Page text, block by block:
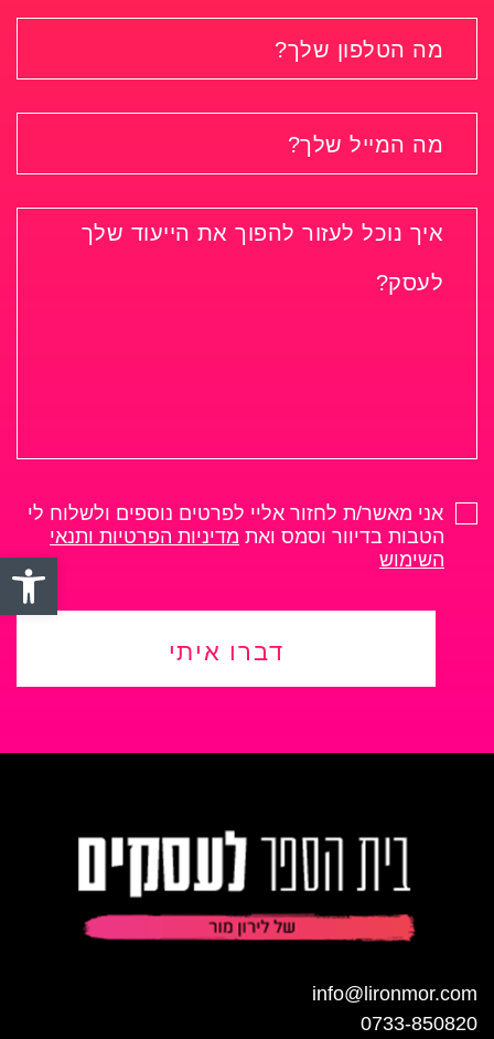
פתח
אני מאשר/ת לחזור אליי לפרטים נוספים ולשלוח לי
הטבות בדיוור וסמס ואת מדיניות הפרטיות ותנאי
השימוש
דברו איתי
info@lironmor.com
0733-850820